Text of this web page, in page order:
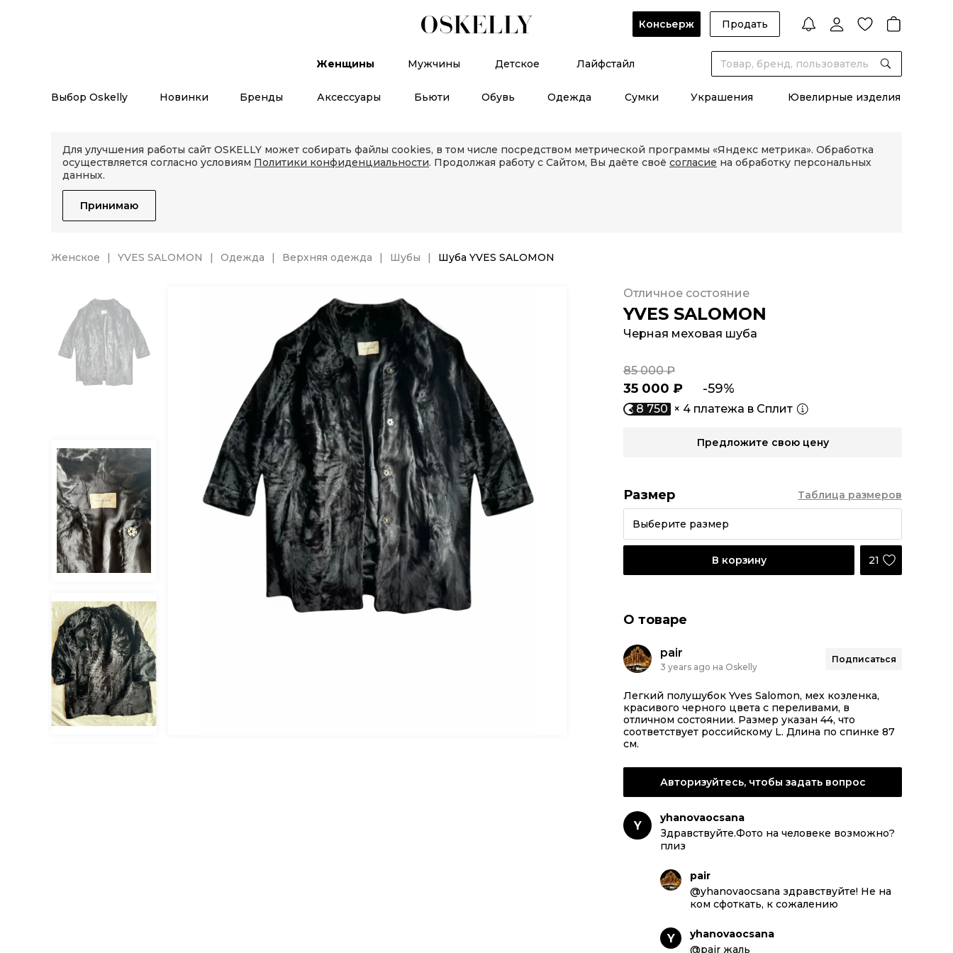
Консьерж Продать
Женщины Мужчины Детское Лайфстайл
Выбор Oskelly Новинки Бренды Аксессуары Бьюти Обувь Одежда Сумки Украшения Ювелирные изделия
Для улучшения работы сайт OSKELLY может собирать файлы cookies, в том числе посредством метрической программы «Яндекс метрика». Обработка
осуществляется согласно условиям Политики конфиденциальности. Продолжая работу с Сайтом, Вы даёте своё согласие на обработку персональных
данных.
Принимаю
Женское YVES SALOMON Одежда Верхняя одежда Шубы Шуба YVES SALOMON
YVES SALOMON
Черная меховая шуба
Отличное состояние
35 000 ₽ -59%
85 000 ₽
8 750 × 4 платежа в Сплит
Предложите свою цену
Размер
Выберите размер
Таблица размеров
В корзину 21
О товаре
pair
3 years ago на Oskelly
Подписаться
Легкий полушубок Yves Salomon, мех козленка,
красивого черного цвета с переливами, в
отличном состоянии. Размер указан 44, что
соответствует российскому L. Длина по спинке 87
см.
Авторизуйтесь, чтобы задать вопрос
Y
yhanovaocsana
Здравствуйте.Фото на человеке возможно?
плиз
pair
@yhanovaocsana здравствуйте! Не на
ком сфоткать, к сожалению
Y
yhanovaocsana
@pair жаль